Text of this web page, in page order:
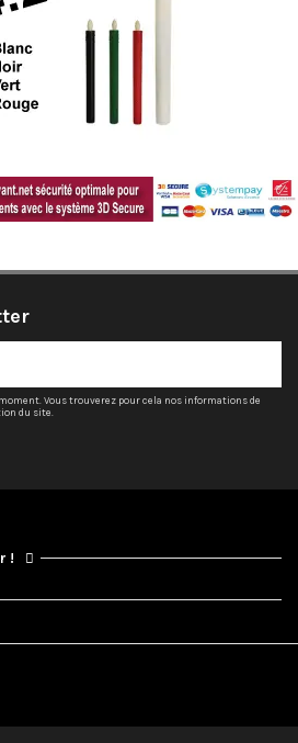
Vous trouverez pour cela nos informations de
du site.
!